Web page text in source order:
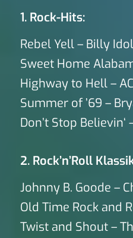
1. Rock-Hits:
Rebel Yell – Billy Idol
Sweet Home
Highway to Hell –
Summer of ’69 –
Don’t Stop Believin‘
2. Rock’n’Roll
Johnny B. Goode –
Old Time Rock and
Twist and Shout –